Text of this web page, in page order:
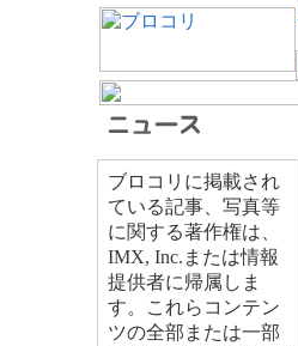
ブロコリに掲載され
ている記事、写真等
に関する著作権は、
IMX, Inc.または情報
提供者に帰属しま
す。これらコンテン
ツの全部または一部